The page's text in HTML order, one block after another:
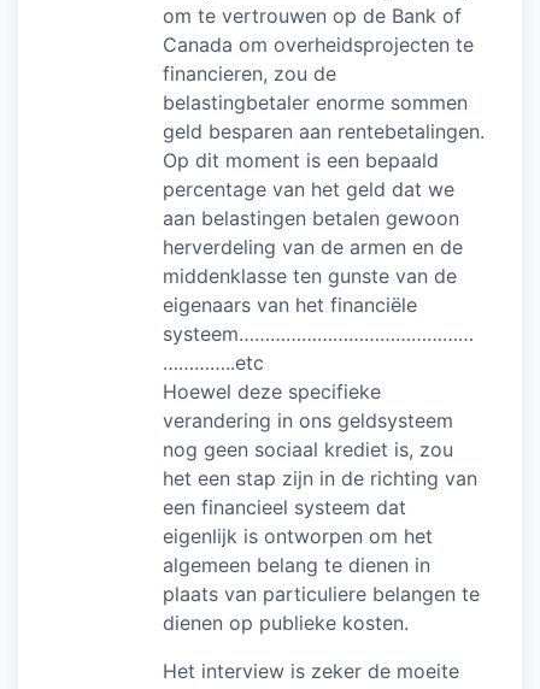
om te vertrouwen op de Bank of
Canada om overheidsprojecten te
financieren, zou de
belastingbetaler enorme sommen
geld besparen aan rentebetalingen.
Op dit moment is een bepaald
percentage van het geld dat we
aan belastingen betalen gewoon
herverdeling van de armen en de
middenklasse ten gunste van de
eigenaars van het financiële
systeem………………………………………
…………..etc
Hoewel deze specifieke
verandering in ons geldsysteem
nog geen sociaal krediet is, zou
het een stap zijn in de richting van
een financieel systeem dat
eigenlijk is ontworpen om het
algemeen belang te dienen in
plaats van particuliere belangen te
dienen op publieke kosten.
Het interview is zeker de moeite